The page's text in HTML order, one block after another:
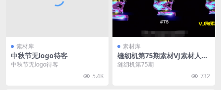
素材库
中秋节无logo待客
中秋节无logo待客
5.4K
素材库
缝纫机第75期素材VJ素材人头
LOOP素材
缝纫机第75期
732